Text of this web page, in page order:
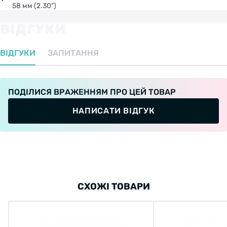
Размеры: 29 X 2.30;
Ширина: 58 мм;
ETRTO: 58 - 622;
Рабочее давление: 40-54 PSI;
58 мм (2.30")
ВІДГУКИ ЗАПИТАННЯ
ПОДІЛИСЯ ВРАЖЕННЯМ ПРО ЦЕЙ ТОВАР
НАПИСАТИ ВІДГУК
СХОЖІ ТОВАРИ